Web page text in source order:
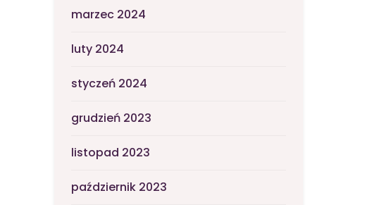
marzec 2024
luty 2024
styczeń 2024
grudzień 2023
listopad 2023
październik 2023